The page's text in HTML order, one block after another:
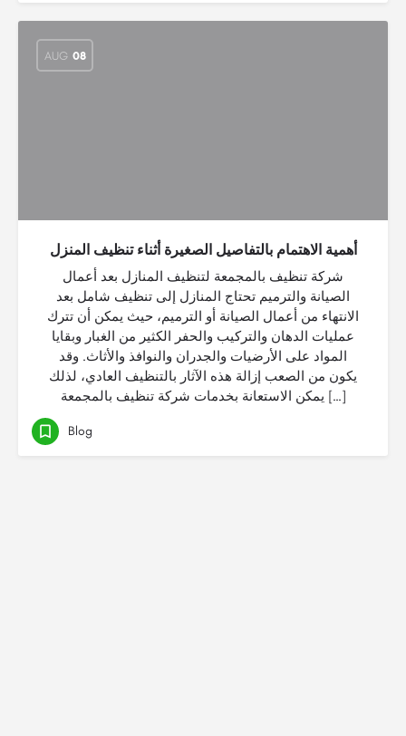
AUG 08
أهمية الاهتمام بالتفاصيل الصغيرة أثناء تنظيف المنزل
شركة تنظيف بالمجمعة لتنظيف المنازل بعد أعمال
الصيانة والترميم تحتاج المنازل إلى تنظيف شامل بعد
الانتهاء من أعمال الصيانة أو الترميم، حيث يمكن أن تترك
عمليات الدهان والتركيب والحفر الكثير من الغبار وبقايا
المواد على الأرضيات والجدران والنوافذ والأثاث. وقد
يكون من الصعب إزالة هذه الآثار بالتنظيف العادي، لذلك
يمكن الاستعانة بخدمات شركة تنظيف بالمجمعة […]
Blog